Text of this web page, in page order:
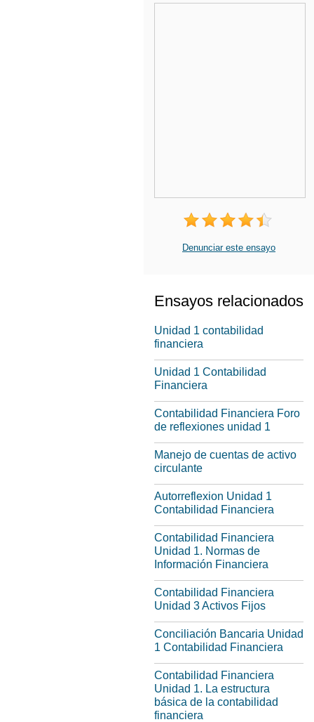
Denunciar este ensayo
Ensayos relacionados
Unidad 1 contabilidad
financiera
Unidad 1 Contabilidad
Financiera
Contabilidad Financiera Foro
de reflexiones unidad 1
Manejo de cuentas de activo
circulante
Autorreflexion Unidad 1
Contabilidad Financiera
Contabilidad Financiera
Unidad 1. Normas de
Información Financiera
Contabilidad Financiera
Unidad 3 Activos Fijos
Conciliación Bancaria Unidad
1 Contabilidad Financiera
Contabilidad Financiera
Unidad 1. La estructura
básica de la contabilidad
financiera